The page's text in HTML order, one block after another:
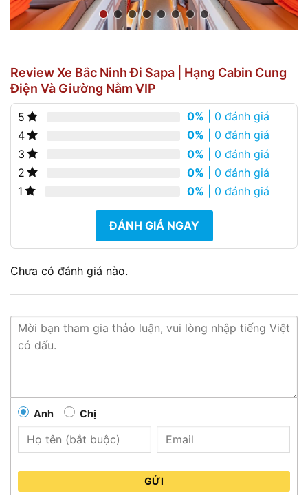
Review Xe Bắc Ninh Đi Sapa | Hạng Cabin Cung
Điện Và Giường Nằm VIP
5 0% | 0 đánh giá
4
0% | 0 đánh giá
3
0% | 0 đánh giá
2
0% | 0 đánh giá
1
0% | 0 đánh giá
ĐÁNH GIÁ NGAY
Chưa có đánh giá nào.
Anh Chị
GỬI